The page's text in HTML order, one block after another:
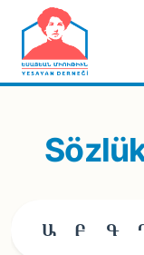
Skip to main content
Ա Բ Գ